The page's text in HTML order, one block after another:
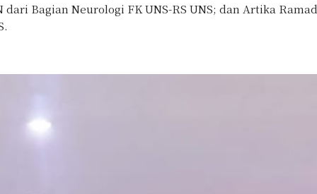
dari Bagian Neurologi FK UNS-RS UNS; dan Artika